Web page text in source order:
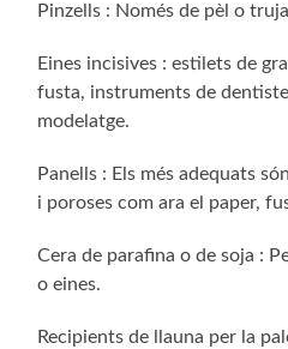
Pinzells : Només de pèl o
Eines incisives : estilets de
fusta, instruments de
modelatge.
Panells : Els més adequats
i poroses com ara el paper,
Cera de parafina o de soja :
o eines.
Recipients de llauna per la